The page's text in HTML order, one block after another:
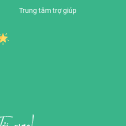
Trung tâm trợ giúp